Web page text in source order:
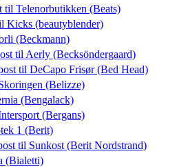
til Telenorbutikken (Beats)
Kicks (beautyblender)
(Beckmann)
til Aerly (Becksöndergaard)
til DeCapo Frisør (Bed Head)
(Belizze)
(Bengalack)
(Bergans)
1 (Berit)
til Sunkost (Berit Nordstrand)
(Bialetti)